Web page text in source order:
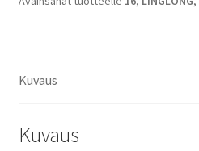
Grip
Kuvaus
Kuvaus